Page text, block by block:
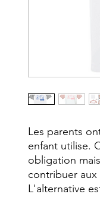
Les parents
enfant utilise.
obligation
contribuer
L'alternative